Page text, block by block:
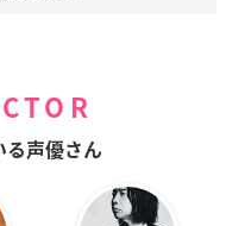
る声優さん